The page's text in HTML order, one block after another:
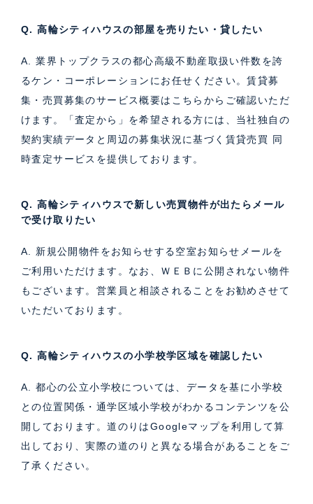
Q. 高輪シティハウスの部屋を売りたい・貸したい
A. 業界トップクラスの都心高級不動産取扱い件数を誇
るケン・コーポレーションにお任せください。賃貸募
集・売買募集のサービス概要はこちら からご確認いただ
けます。「査定から」を希望される方には、当社独自の
契約実績データと周辺の募集状況に基づく 賃貸売買 同
時査定サービス を提供しております。
Q. 高輪シティハウスで新しい売買物件が出たらメール
で受け取りたい
A. 新規公開物件をお知らせする空室お知らせメールを
ご利用いただけます。なお、ＷＥＢに公開されない物件
もございます。営業員と相談されることをお勧めさせて
いただいております。
Q. 高輪シティハウスの小学校学区域を確認したい
A. 都心の公立小学校については、データを基に小学校
との位置関係・通学区域小学校がわかるコンテンツを公
開しております。道のりはGoogleマップを利用して算
出しており、実際の道のりと異なる場合があることをご
了承ください。